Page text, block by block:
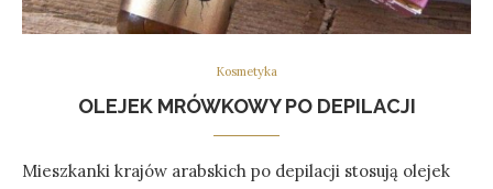
Kosmetyka
OLEJEK MRÓWKOWY PO DEPILACJI
Mieszkanki krajów arabskich po depilacji stosują olejek